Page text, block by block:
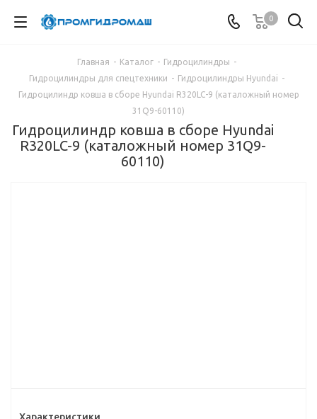
0
Главная - Каталог - Гидроцилиндры -
Гидроцилиндры для спецтехники - Гидроцилиндры Hyundai -
Гидроцилиндр ковша в сборе Hyundai R320LC-9 (каталожный номер
31Q9-60110)
Гидроцилиндр ковша в сборе Hyundai
R320LC-9 (каталожный номер 31Q9-
60110)